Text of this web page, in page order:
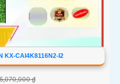
KX-CAI4K8116N2-I2
₫